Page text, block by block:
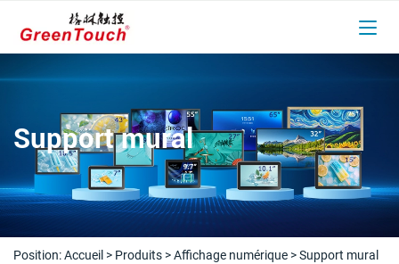
Support mural
Position:Accueil > Produits >Affichage numérique >Support mural